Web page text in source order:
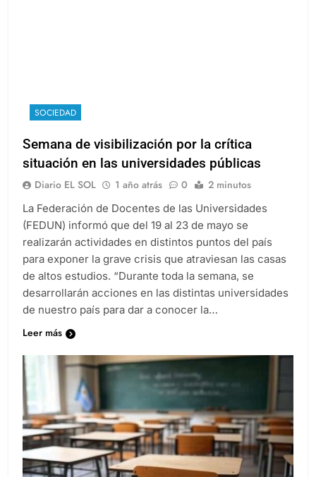
SOCIEDAD
Semana de visibilización por la crítica
situación en las universidades públicas
Diario EL SOL 1 año atrás 0 2 minutos
La Federación de Docentes de las Universidades
(FEDUN) informó que del 19 al 23 de mayo se
realizarán actividades en distintos puntos del país
para exponer la grave crisis que atraviesan las casas
de altos estudios. “Durante toda la semana, se
desarrollarán acciones en las distintas universidades
de nuestro país para dar a conocer la…
Leer más